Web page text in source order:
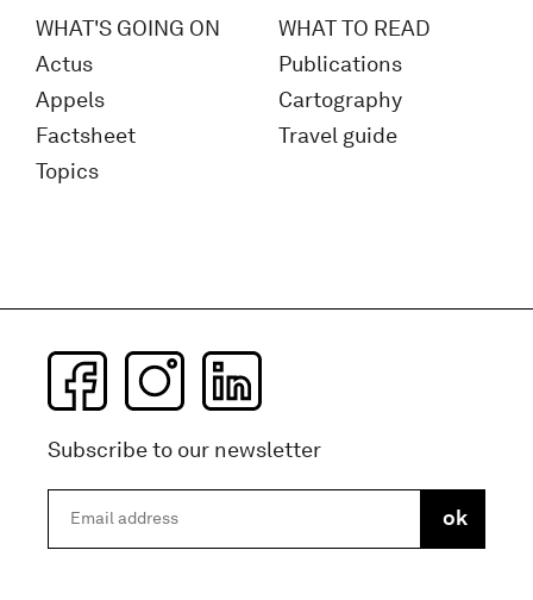
WHAT'S GOING ON
Actus
Appels
Factsheet
Topics
WHAT TO READ
Publications
Cartography
Travel guide
Subscribe to our newsletter